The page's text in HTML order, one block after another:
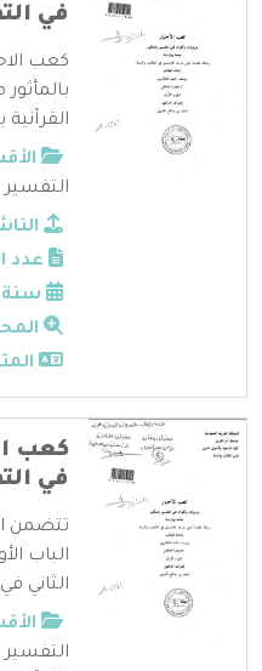
في
كعب
التفسير
عدد
سنة
كعب
في
تتضمن
الباب
الثاني
التفسير